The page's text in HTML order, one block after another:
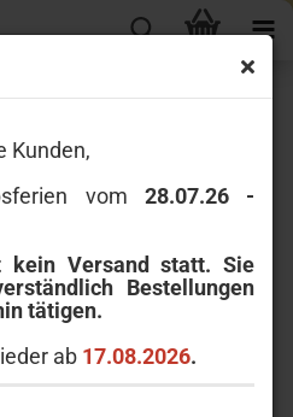
Kunden,
vom 28.07.26 -
Versand statt. Sie
Bestellungen
tätigen.
ab 17.08.2026.
liebe Kunden,
vom
- 14.08.26 !
kein Versand statt.
selbstverständlich
Rabatt weiterhin
wieder ab